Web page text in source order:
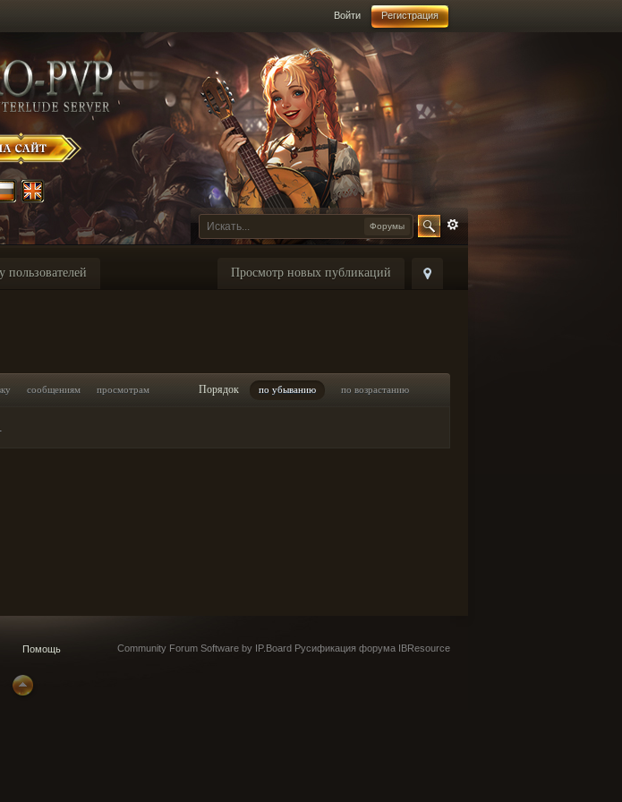
Войти Регистрация
Форумы
Просмотр новых публикаций
пользователей
сообщениям просмотрам Порядок по убыванию по возрастанию
Помощь Community Forum Software by IP.Board Русификация форума IBResource